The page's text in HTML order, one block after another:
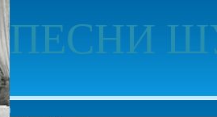
ПЕСНИ